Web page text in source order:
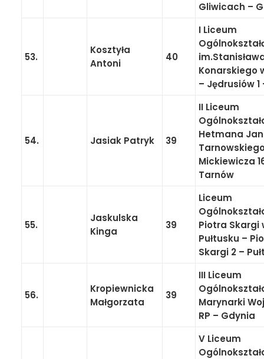
Gliwicach –
53.
Kosztyła
Antoni
40
I Liceum
Konarskiego
– Jędrusiów 1
54. Jasiak Patryk 39
II Liceum
Hetmana
Mickiewicza
Tarnów
55.
Jaskulska
Kinga
39
Liceum
Piotra Skargi
Pułtusku –
Skargi 2 –
56.
Kropiewnicka
Małgorzata
39
III Liceum
Marynarki
RP – Gdynia
V Liceum